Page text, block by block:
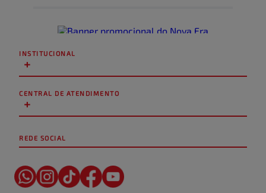
INSTITUCIONAL
+
CENTRAL DE ATENDIMENTO
+
REDE SOCIAL